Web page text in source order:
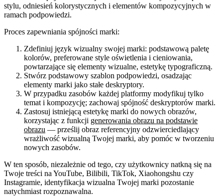
stylu, odniesień kolorystycznych i elementów kompozycyjnych w
ramach podpowiedzi.
Proces zapewniania spójności marki:
Zdefiniuj język wizualny swojej marki: podstawową paletę
kolorów, preferowane style oświetlenia i cieniowania,
powtarzające się elementy wizualne, estetykę typograficzną.
Stwórz podstawowy szablon podpowiedzi, osadzając
elementy marki jako stałe deskryptory.
W przypadku zasobów każdej platformy modyfikuj tylko
temat i kompozycję; zachowaj spójność deskryptorów marki.
Zastosuj istniejącą estetykę marki do nowych obrazów,
korzystając z funkcji generowania obrazu na podstawie
obrazu — prześlij obraz referencyjny odzwierciedlający
wrażliwość wizualną Twojej marki, aby pomóc w tworzeniu
nowych zasobów.
W ten sposób, niezależnie od tego, czy użytkownicy natkną się na
Twoje treści na YouTube, Bilibili, TikTok, Xiaohongshu czy
Instagramie, identyfikacja wizualna Twojej marki pozostanie
natychmiast rozpoznawalna.